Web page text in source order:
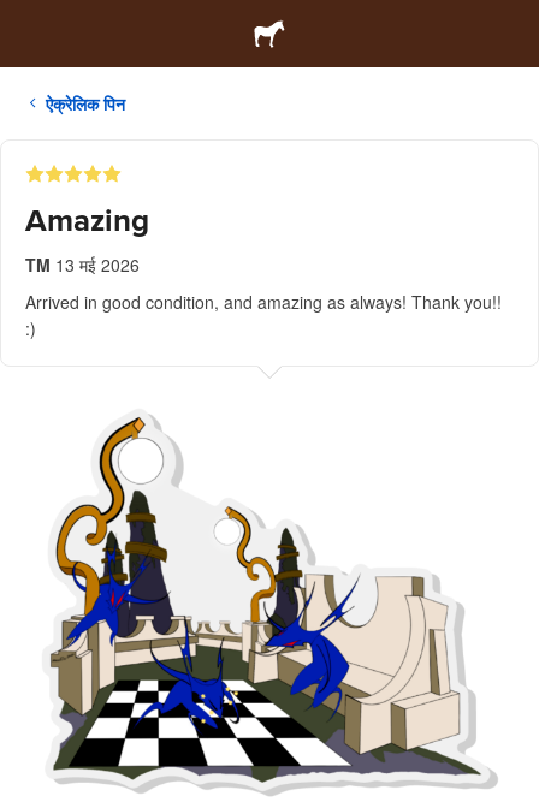
ऐक्रेलिक पिन
Amazing
TM 13 मई 2026
Arrived in good condition, and amazing as always! Thank you!!
:)